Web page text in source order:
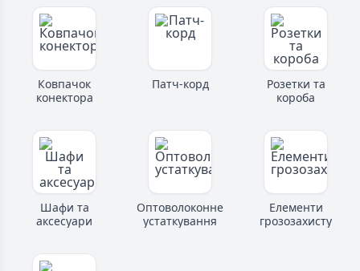
Ковпачок
конектора
Патч-корд
Розетки та
короба
Шафи та
аксесуари
Оптоволоконне
устаткування
Елементи
грозозахисту